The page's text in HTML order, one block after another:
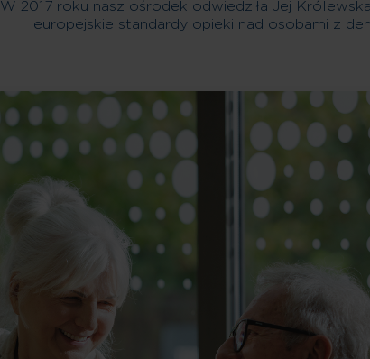
W 2017 roku nasz ośrodek odwiedziła Jej
europejskie standardy opieki nad osobami z